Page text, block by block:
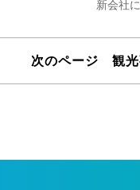
新会社
次のページ 観光